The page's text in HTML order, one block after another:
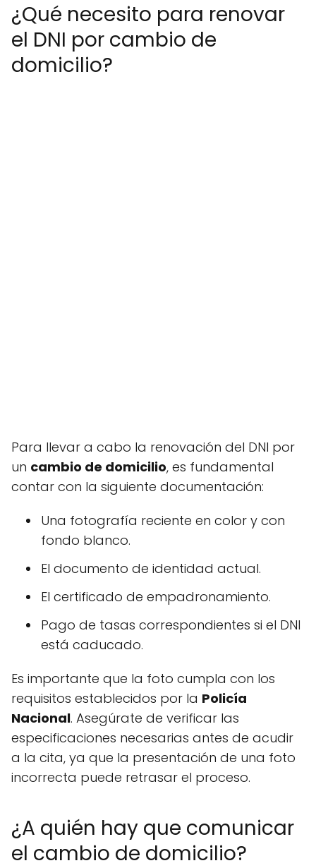
¿Qué necesito para renovar
el DNI por cambio de
domicilio?
Para llevar a cabo la renovación del DNI por
un cambio de domicilio, es fundamental
contar con la siguiente documentación:
Una fotografía reciente en color y con
fondo blanco.
El documento de identidad actual.
El certificado de empadronamiento.
Pago de tasas correspondientes si el DNI
está caducado.
Es importante que la foto cumpla con los
requisitos establecidos por la Policía
Nacional. Asegúrate de verificar las
especificaciones necesarias antes de acudir
a la cita, ya que la presentación de una foto
incorrecta puede retrasar el proceso.
¿A quién hay que comunicar
el cambio de domicilio?